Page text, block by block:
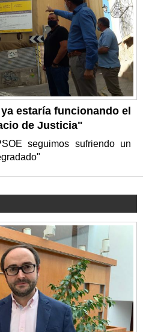
estaría funcionando el
de Justicia"
seguimos sufriendo un